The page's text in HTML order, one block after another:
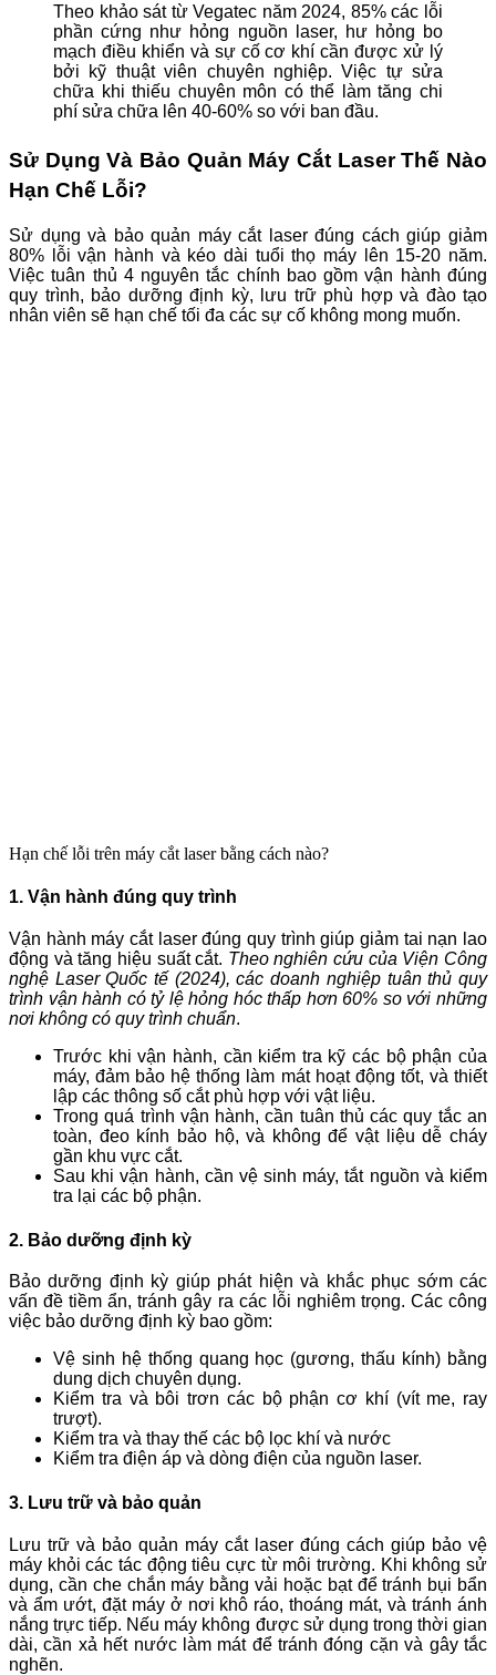
Theo khảo sát từ Vegatec năm 2024, 85% các lỗi
phần cứng như hỏng nguồn laser, hư hỏng bo
mạch điều khiển và sự cố cơ khí cần được xử lý
bởi kỹ thuật viên chuyên nghiệp. Việc tự sửa
chữa khi thiếu chuyên môn có thể làm tăng chi
phí sửa chữa lên 40-60% so với ban đầu.
Sử Dụng Và Bảo Quản Máy Cắt Laser Thế Nào
Hạn Chế Lỗi?
Sử dụng và bảo quản máy cắt laser đúng cách giúp giảm
80% lỗi vận hành và kéo dài tuổi thọ máy lên 15-20 năm.
Việc tuân thủ 4 nguyên tắc chính bao gồm vận hành đúng
quy trình, bảo dưỡng định kỳ, lưu trữ phù hợp và đào tạo
nhân viên sẽ hạn chế tối đa các sự cố không mong muốn.
Hạn chế lỗi trên máy cắt laser bằng cách nào?
1. Vận hành đúng quy trình
Vận hành máy cắt laser đúng quy trình giúp giảm tai nạn lao
động và tăng hiệu suất cắt. Theo nghiên cứu của Viện Công
nghệ Laser Quốc tế (2024), các doanh nghiệp tuân thủ quy
trình vận hành có tỷ lệ hỏng hóc thấp hơn 60% so với những
nơi không có quy trình chuẩn.
Trước khi vận hành, cần kiểm tra kỹ các bộ phận của
máy, đảm bảo hệ thống làm mát hoạt động tốt, và thiết
lập các thông số cắt phù hợp với vật liệu.
Trong quá trình vận hành, cần tuân thủ các quy tắc an
toàn, đeo kính bảo hộ, và không để vật liệu dễ cháy
gần khu vực cắt.
Sau khi vận hành, cần vệ sinh máy, tắt nguồn và kiểm
tra lại các bộ phận.
2. Bảo dưỡng định kỳ
Bảo dưỡng định kỳ giúp phát hiện và khắc phục sớm các
vấn đề tiềm ẩn, tránh gây ra các lỗi nghiêm trọng. Các công
việc bảo dưỡng định kỳ bao gồm:
Vệ sinh hệ thống quang học (gương, thấu kính) bằng
dung dịch chuyên dụng.
Kiểm tra và bôi trơn các bộ phận cơ khí (vít me, ray
trượt).
Kiểm tra và thay thế các bộ lọc khí và nước
Kiểm tra điện áp và dòng điện của nguồn laser.
3. Lưu trữ và bảo quản
Lưu trữ và bảo quản máy cắt laser đúng cách giúp bảo vệ
máy khỏi các tác động tiêu cực từ môi trường. Khi không sử
dụng, cần che chắn máy bằng vải hoặc bạt để tránh bụi bẩn
và ẩm ướt, đặt máy ở nơi khô ráo, thoáng mát, và tránh ánh
nắng trực tiếp. Nếu máy không được sử dụng trong thời gian
dài, cần xả hết nước làm mát để tránh đóng cặn và gây tắc
nghẽn.